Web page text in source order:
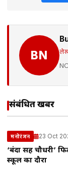
BN
संबंधित खबरें
मनोरंजन 23 Oct
‘बंदा सिंह चौधरी’
स्कूल का दौरा